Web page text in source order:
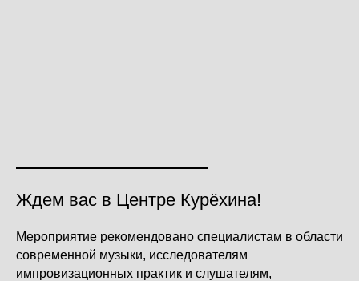
Ждем вас в Центре Курёхина!
Мероприятие рекомендовано специалистам в области
современной музыки, исследователям
импровизационных практик и слушателям,